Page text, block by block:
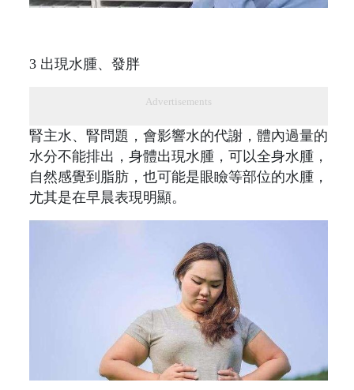
3 出現水腫、發胖
Advertisements
腎主水、腎問題，會影響水的代謝，體內過量的
水分不能排出，身體出現水腫，可以全身水腫，
自然感覺到脂肪，也可能是眼瞼等部位的水腫，
尤其是在早晨表現明顯。